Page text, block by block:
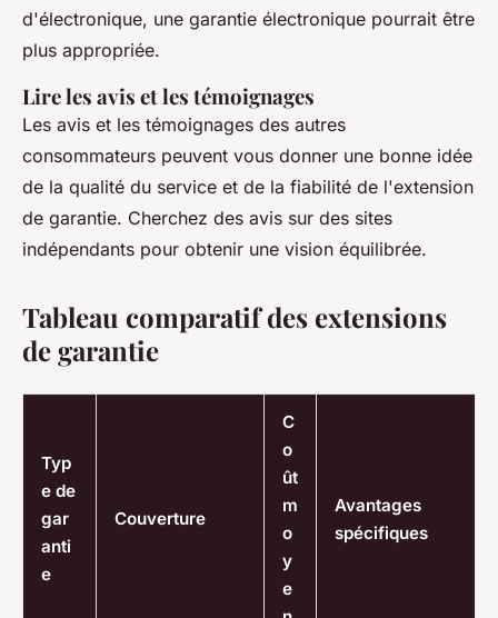
d'électronique, une garantie électronique pourrait être
plus appropriée.
Lire les avis et les témoignages
Les avis et les témoignages des autres
consommateurs peuvent vous donner une bonne idée
de la qualité du service et de la fiabilité de l'extension
de garantie. Cherchez des avis sur des sites
indépendants pour obtenir une vision équilibrée.
Tableau comparatif des extensions
de garantie
Typ
e de
gar
anti
e
Couverture
C
o
ût
m
o
y
e
Avantages
spécifiques